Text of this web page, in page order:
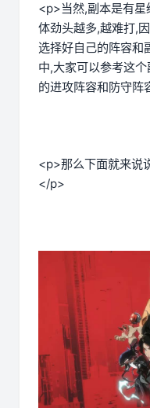
<p>当然,副本是有星
体劲头越多,越难打,
选择好自己的阵容和
中,大家可以参考这
的进攻阵容和防守阵
<p>那么下面就来说
</p>